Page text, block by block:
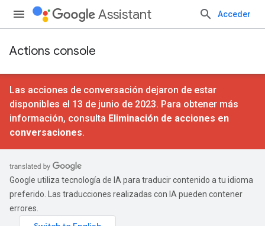
Assistant Acceder
Actions console
Las acciones de conversación dejaron de estar
disponibles el 13 de junio de 2023. Para obtener más
información, consulta Eliminación de acciones en
conversaciones.
Google utiliza tecnología de IA para traducir contenido a tu idioma
preferido. Las traducciones realizadas con IA pueden contener
errores.